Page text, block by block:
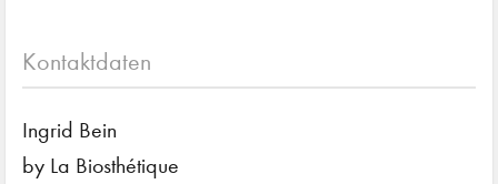
Kontaktdaten
Ingrid Bein
by La Biosthétique